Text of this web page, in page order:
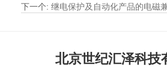
下一个: 继电保护及自动化产品的电磁
北京世纪汇泽科技